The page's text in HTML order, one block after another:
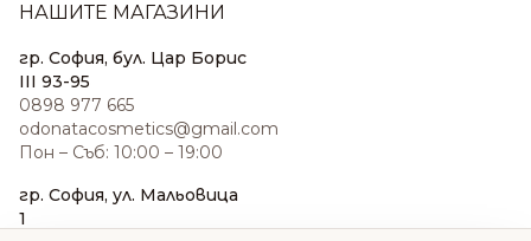
НАШИТЕ МАГАЗИНИ
гр. София, бул. Цар Борис
III 93-95
0898 977 665
odonatacosmetics@gmail.com
Пон – Съб: 10:00 – 19:00
гр. София, ул. Мальовица
1